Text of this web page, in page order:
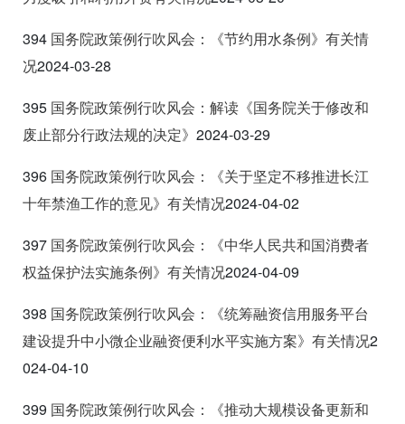
394 国务院政策例行吹风会：《节约用水条例》有关情
况2024-03-28
395 国务院政策例行吹风会：解读《国务院关于修改和
废止部分行政法规的决定》 2024-03-29
396 国务院政策例行吹风会：《关于坚定不移推进长江
十年禁渔工作的意见》有关情况2024-04-02
397 国务院政策例行吹风会：《中华人民共和国消费者
权益保护法实施条例》有关情况2024-04-09
398 国务院政策例行吹风会：《统筹融资信用服务平台
建设提升中小微企业融资便利水平实施方案》有关情况2
024-04-10
399 国务院政策例行吹风会：《推动大规模设备更新和